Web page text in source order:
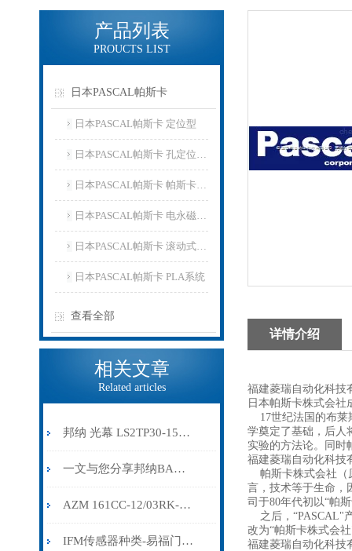
产品列表
PROUCTS LIST
日本PASCAL帕斯卡
日本PASCAL帕斯卡 定位型
日本PASCAL帕斯卡 孔定位夹紧器
日本PASCAL帕斯卡 帕斯卡液压对心卡具
日本PASCAL帕斯卡 电永磁夹紧器
日本PASCAL帕斯卡 滚动式凸轮驱动
日本PASCAL帕斯卡 PLA系统
查看全部
相关文章
Related articles
邦纳 光幕 LS2TP30-150Q88
一文与您分享邦纳BANNER传感器的常见故障解决方法
AZM 161CC-12/03RK-024施迈赛安全开关
IFM传感器种类-易福门磁性传感器原理
详情介绍
福建菱瑞自动化科技
日本帕斯卡株式会社
17世纪法国的布莱
学奠定了基础，后人
实验的方法论。同时
福建菱瑞自动化科技
帕斯卡株式会社（
言，技术等于生命，
司于80年代初以“帕
之后，“PASCAL"
改为“帕斯卡株式会
福建菱瑞自动化科技